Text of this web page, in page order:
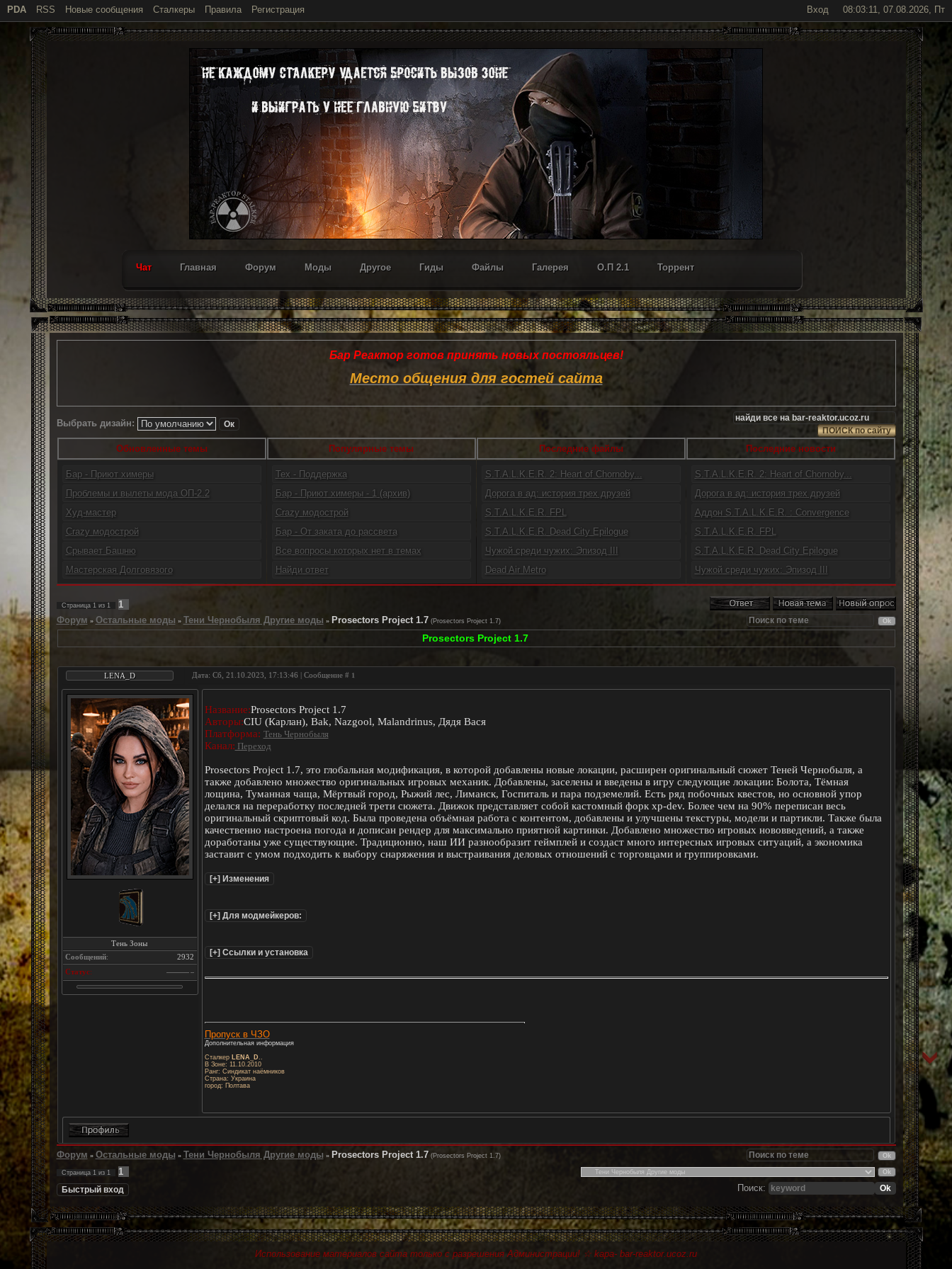
PDA RSS Новые сообщения Сталкеры Правила Регистрация 08:03:11, 07.08.2026, Пт
Вход
Чат Главная Форум Моды Другое Гиды Файлы Галерея О.П 2.1 Торрент
Бар Реактор готов принять новых постояльцев!
Место общения для гостей сайта
Выбрать дизайн:
Обновленные темы Популярные темы Последние файлы Последние новости
Бар - Приют химеры
Проблемы и вылеты мода ОП-2.2
Худ-мастер
Crazy модострой
Срывает Башню
Мастерская Долговязого
Тех - Поддержка
Бар - Приют химеры - 1 (архив)
Crazy модострой
Бар - От заката до рассвета
Все вопросы которых нет в темах
Найди ответ
S.T.A.L.K.E.R. 2: Heart of Chornoby...
Дорога в ад: история трех друзей
S.T.A.L.K.E.R. FPL
S.T.A.L.K.E.R. Dead City Epilogue
Чужой среди чужих: Эпизод III
Dead Air Metro
S.T.A.L.K.E.R. 2: Heart of Chornoby...
Дорога в ад: история трех друзей
Аддон S.T.A.L.K.E.R. : Convergence
S.T.A.L.K.E.R. FPL
S.T.A.L.K.E.R. Dead City Epilogue
Чужой среди чужих: Эпизод III
Страница 1из 1
1
Форум » Остальные моды » Тени Чернобыля Другие моды » Prosectors Project 1.7 (Prosectors Project 1.7)
Prosectors Project 1.7
LENA_D Дата: Сб, 21.10.2023, 17:13:46 | Сообщение # 1
Тень Зоны
Сообщений:
2932
Статус:
Название:Prosectors Project 1.7
Авторы:CIU (Карлан), Bak, Nazgool, Malandrinus, Дядя Вася
Платформа: Тень Чернобыля
Канал: Переход
Prosectors Project 1.7, это глобальная модификация, в которой добавлены новые локации, расширен оригинальный сюжет Теней Чернобыля, а
также добавлено множество оригинальных игровых механик. Добавлены, заселены и введены в игру следующие локации: Болота, Тёмная
лощина, Туманная чаща, Мёртвый город, Рыжий лес, Лиманск, Госпиталь и пара подземелий. Есть ряд побочных квестов, но основной упор
делался на переработку последней трети сюжета. Движок представляет собой кастомный форк xp-dev. Более чем на 90% переписан весь
оригинальный скриптовый код. Была проведена объёмная работа с контентом, добавлены и улучшены текстуры, модели и партикли. Также была
качественно настроена погода и дописан рендер для максимально приятной картинки. Добавлено множество игровых нововведений, а также
доработаны уже существующие. Традиционно, наш ИИ разнообразит геймплей и создаст много интересных игровых ситуаций, а экономика
заставит с умом подходить к выбору снаряжения и выстраивания деловых отношений с торговцами и группировками.
Пропуск в ЧЗО
Дополнительная информация
Сталкер
LENA_D
В Зоне: 11.10.2010
Ранг: Синдикат наёмников
Страна: Украина
город: Полтава
Форум » Остальные моды » Тени Чернобыля Другие моды » Prosectors Project 1.7 (Prosectors Project 1.7)
Страница 1из 1
1
Поиск:
Использование материалов сайта только с разрешения Администрации! ☆ kapa- bar-reaktor.ucoz.ru